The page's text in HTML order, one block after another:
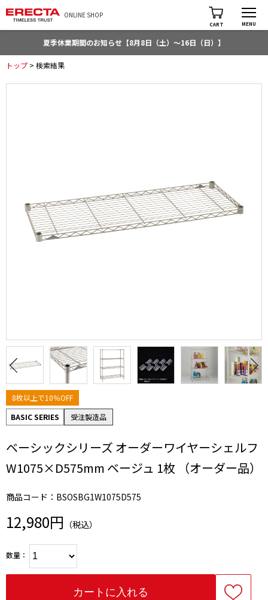
ONLINE SHOP
CART MENU
夏季休業期間のお知らせ【8月8日（土）～16日（日）】
トップ > 検索結果
8枚以上で10％OFF
BASIC SERIES
受注製造品
ベーシックシリーズ オーダーワイヤーシェルフ
W1075×D575mm ベージュ 1枚 （オーダー品）
商品コード：BSOSBG1W1075D575
12,980円 （税込）
数量：